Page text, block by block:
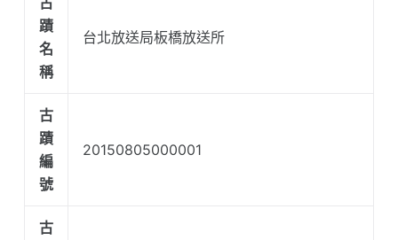
蹟
名
稱
台北放送局板橋放送所
古
蹟
編
號
20150805000001
古